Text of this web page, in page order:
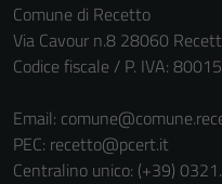
Comune di Recetto
Via Cavour n.8 28060
Codice fiscale / P. IVA:
Email:
PEC: recetto@pcert.it
Centralino unico: (+39)